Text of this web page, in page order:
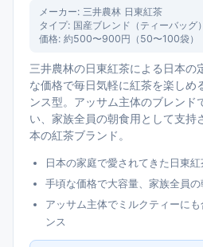
メーカー: 三井農林 日東紅茶
タイプ: 国産ブレンド（ティーバッグ）
価格: 約500〜900円（50〜100袋）
三井農林の日東紅茶による日本の
な価格で毎日気軽に紅茶を楽しめ
ンス型。アッサム主体のブレンド
い、家族全員の朝食用として支持
本の紅茶ブランド。
日本の家庭で愛されてきた日東
手頃な価格で大容量、家族全員
アッサム主体でミルクティーに
ンス